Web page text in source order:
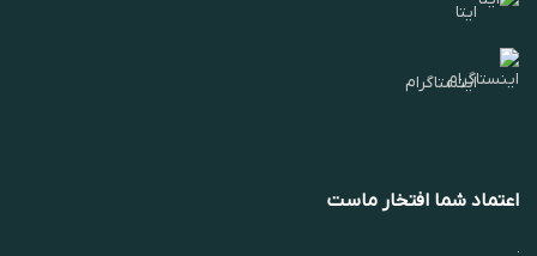
ایتا
اینستاگرام
اعتماد شما افتخار ماست